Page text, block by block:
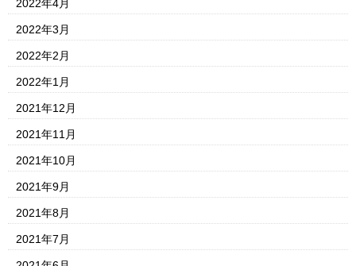
2022年4月
2022年3月
2022年2月
2022年1月
2021年12月
2021年11月
2021年10月
2021年9月
2021年8月
2021年7月